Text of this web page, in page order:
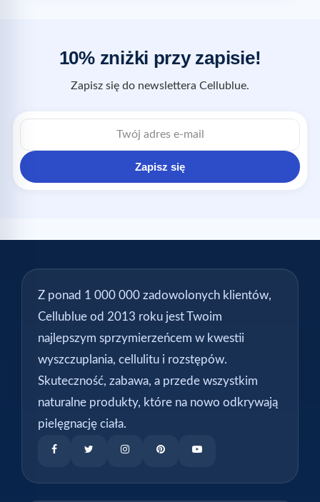
10% zniżki przy zapisie!
Zapisz się do newslettera Cellublue.
Zapisz się
Z ponad 1 000 000 zadowolonych klientów,
Cellublue od 2013 roku jest Twoim
najlepszym sprzymierzeńcem w kwestii
wyszczuplania, cellulitu i rozstępów.
Skuteczność, zabawa, a przede wszystkim
naturalne produkty, które na nowo odkrywają
pielęgnację ciała.